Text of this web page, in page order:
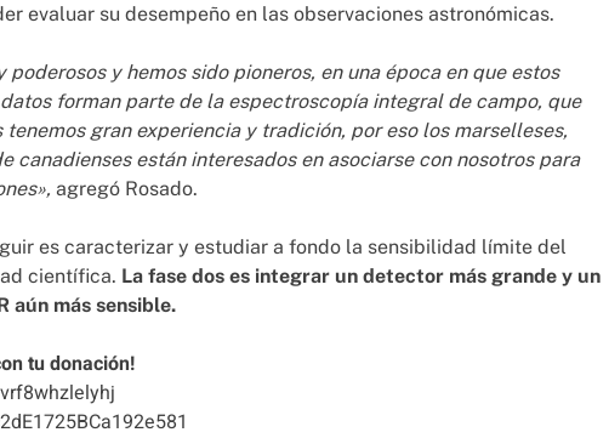
evaluar su desempeño en las observaciones astronómicas.
y hemos sido pioneros, en una época en que estos
forman parte de la espectroscopía integral de campo, que
gran experiencia y tradición, por eso los marselleses,
canadienses están interesados en asociarse con nosotros para
agregó Rosado.
es caracterizar y estudiar a fondo la sensibilidad límite del
científica. La fase dos es integrar un detector más grande y un
aún más sensible.
tu donación!